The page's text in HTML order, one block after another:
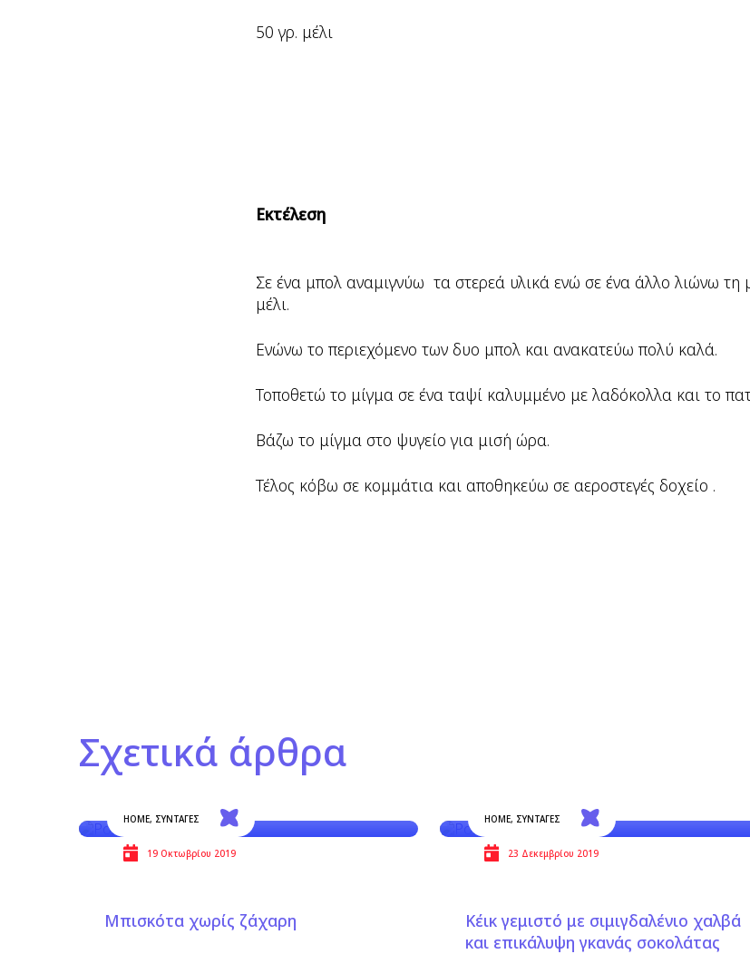
50 γρ. μέλι
Εκτέλεση
Σε ένα μπολ αναμιγνύω τα στερεά υλικά ενώ σε ένα άλλο λιώνω τη
μέλι.
Ενώνω το περιεχόμενο των δυο μπολ και ανακατεύω πολύ καλά.
Τοποθετώ το μίγμα σε ένα ταψί καλυμμένο με λαδόκολλα και το
Βάζω το μίγμα στο ψυγείο για μισή ώρα.
Τέλος κόβω σε κομμάτια και αποθηκεύω σε αεροστεγές δοχείο .
Σχετικά άρθρα
HOME, ΣΥΝΤΑΓΕΣ
19 Οκτωβρίου 2019
Μπισκότα χωρίς ζάχαρη
HOME, ΣΥΝΤΑΓΕΣ
23 Δεκεμβρίου 2019
Κέικ γεμιστό με σιμιγδαλένιο χαλβά
και επικάλυψη γκανάς σοκολάτας